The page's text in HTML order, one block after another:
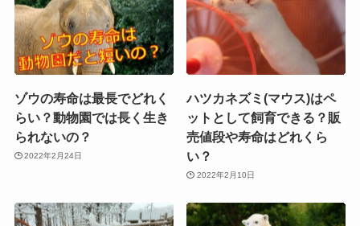
ゾウの寿命は最長でどれく
らい？動物園では長く生き
られないの？
2022年2月24日
ハツカネズミ(マウス)はペ
ットとして飼育できる？販
売値段や寿命はどれくら
い？
2022年2月10日